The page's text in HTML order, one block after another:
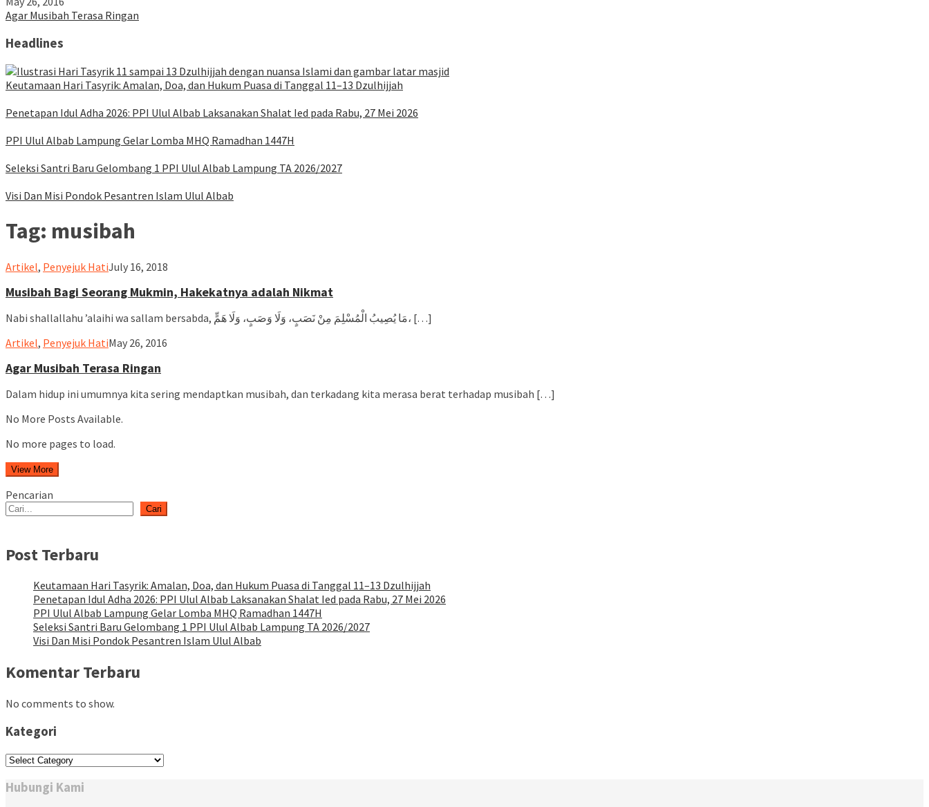
Agar Musibah Terasa Ringan
Headlines
Keutamaan Hari Tasyrik: Amalan, Doa, dan Hukum Puasa di Tanggal 11–13 Dzulhijjah
Penetapan Idul Adha 2026: PPI Ulul Albab Laksanakan Shalat Ied pada Rabu, 27 Mei 2026
PPI Ulul Albab Lampung Gelar Lomba MHQ Ramadhan 1447H
Seleksi Santri Baru Gelombang 1 PPI Ulul Albab Lampung TA 2026/2027
Visi Dan Misi Pondok Pesantren Islam Ulul Albab
Tag: musibah
Artikel, Penyejuk Hati ululalbablampung
July 16, 2018
Musibah Bagi Seorang Mukmin, Hakekatnya adalah Nikmat
Nabi shallallahu ’alaihi wa sallam bersabda, مَا يُصِيبُ الْمُسْلِمَ مِنْ نَصَبٍ، وَلَا وَصَبٍ، وَلَا هَمٍّ، […]
Artikel, Penyejuk Hatiululalbablampung
May 26, 2016
Agar Musibah Terasa Ringan
Dalam hidup ini umumnya kita sering mendaptkan musibah, dan terkadang kita merasa berat terhadap musibah […]
No More Posts Available.
No more pages to load.
View More
Pencarian
Cari
Post Terbaru
Keutamaan Hari Tasyrik: Amalan, Doa, dan Hukum Puasa di Tanggal 11–13 Dzulhijjah
Penetapan Idul Adha 2026: PPI Ulul Albab Laksanakan Shalat Ied pada Rabu, 27 Mei 2026
PPI Ulul Albab Lampung Gelar Lomba MHQ Ramadhan 1447H
Seleksi Santri Baru Gelombang 1 PPI Ulul Albab Lampung TA 2026/2027
Visi Dan Misi Pondok Pesantren Islam Ulul Albab
Komentar Terbaru
No comments to show.
Kategori
Kategori
Hubungi Kami